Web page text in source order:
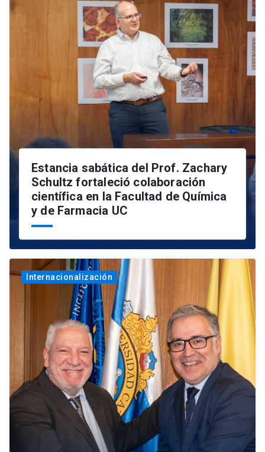
Estancia sabática del Prof. Zachary
Schultz fortaleció colaboración
científica en la Facultad de Química
y de Farmacia UC
Internacionalización